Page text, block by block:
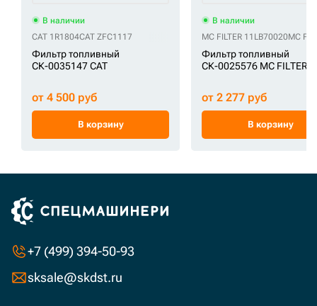
В наличии
CAT 1R1804CAT ZFC1117
Фильтр топливный
СК-0035147 CAT
от 4 500 руб
В корзину
В наличии
MC FILTER 11LB70020MC
Фильтр топливный
СК-0025576 MC FILTER
от 2 277 руб
В корзину
+7 (499) 394-50-93
sksale@skdst.ru